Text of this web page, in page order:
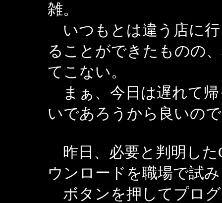
雑。
いつもとは違う店に
ることができたものの
てこない。
まぁ、今日は遅れて
いであろうから良いの
昨日、必要と判明した
ウンロードを職場で試
ボタンを押してプロ